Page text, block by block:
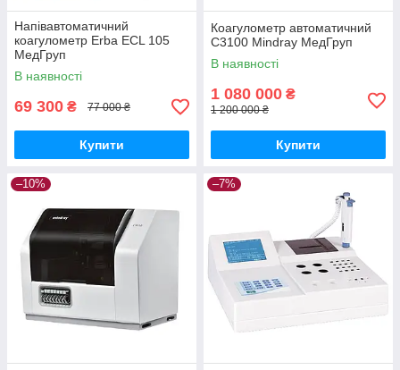
Напівавтоматичний
коагулометр Erba ECL 105
МедГруп
В наявності
69 300 ₴ 77 000 ₴
Купити
Коагулометр автоматичний
С3100 Mindray МедГруп
В наявності
1 080 000 ₴
1 200 000 ₴
Купити
–10% –7%